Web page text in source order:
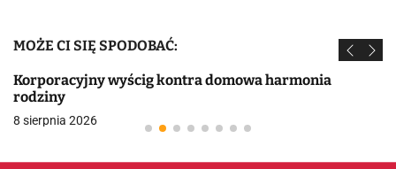
MOŻE CI SIĘ SPODOBAĆ:
Korporacyjny wyścig kontra domowa harmonia
rodziny
8 sierpnia 2026